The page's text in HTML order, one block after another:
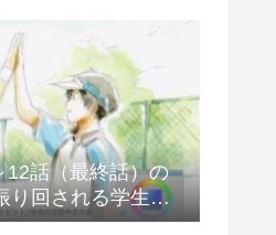
12話（最終話）の
回される学生の